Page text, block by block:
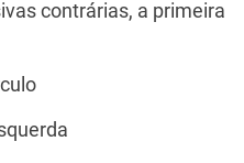
contrárias, a primeira